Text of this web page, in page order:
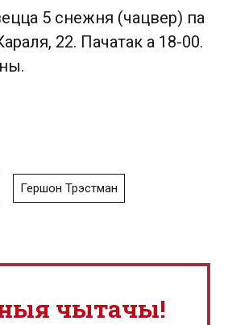
5 снежня (чацвер) па
22. Пачатак а 18-00.
Гершон Трэстман
чытачы!